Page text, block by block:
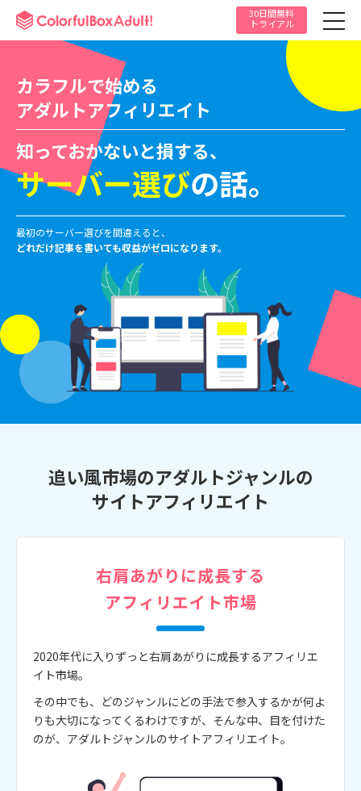
ColorfulBoxAdult!
30日間無料
トライアル
カラフルで始める
アダルトアフィリエイト
知っておかないと損する、
サーバー選びの話。
最初のサーバー選びを間違えると、
どれだけ記事を書いても収益がゼロになります。
追い風市場のアダルトジャンルの
サイトアフィリエイト
右肩あがりに成長する
アフィリエイト市場
2020年代に入りずっと右肩あがりに成長するアフィリエ
イト市場。
その中でも、どのジャンルにどの手法で参入するかが何よ
りも大切になってくるわけですが、そんな中、目を付けた
のが、アダルトジャンルのサイトアフィリエイト。